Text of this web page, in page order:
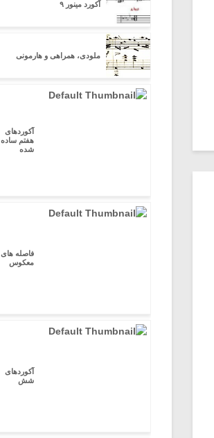
آکورد مینور ۹
ملودی، همراهی و هارمونی
آکوردهای
هفتم ساده
شده
فاصله های
معکوس
آکوردهای
شش